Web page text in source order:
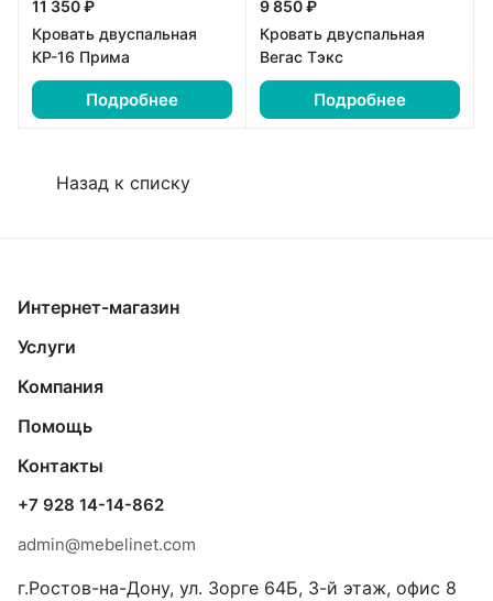
11 350 ₽
Кровать двуспальная
КР-16 Прима
Подробнее
9 850 ₽
Кровать двуспальная
Вегас Тэкс
Подробнее
Назад к списку
Интернет-магазин
Услуги
Компания
Помощь
Контакты
+7 928 14-14-862
admin@mebelinet.com
г.Ростов-на-Дону, ул. Зорге 64Б, 3-й этаж, офис 8